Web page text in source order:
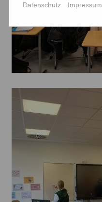
Datenschutz Impressum